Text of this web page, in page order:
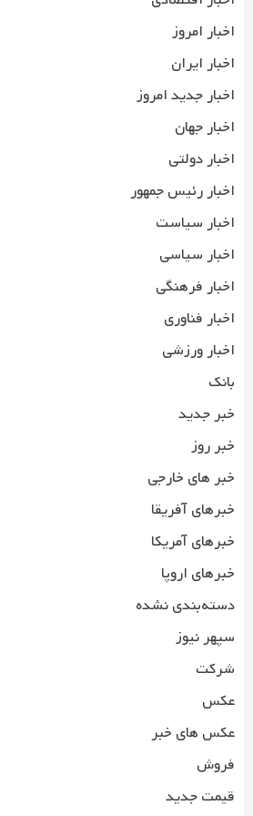
اخبار امروز
اخبار ایران
اخبار جدید امروز
اخبار جهان
اخبار دولتی
اخبار رئیس جمهور
اخبار سیاست
اخبار سیاسی
اخبار فرهنگی
اخبار فناوری
اخبار ورزشی
بانک
خبر جدید
خبر روز
خبر های خارجی
خبرهای آفریقا
خبرهای آمریکا
خبرهای اروپا
دسته‌بندی نشده
سپهر نیوز
شرکت
عکس
عکس های خبر
فروش
قیمت جدید